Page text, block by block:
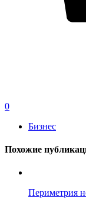
0
Бизнес
Похожие
Периметрия